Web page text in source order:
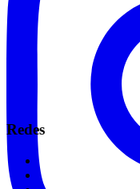
Redes